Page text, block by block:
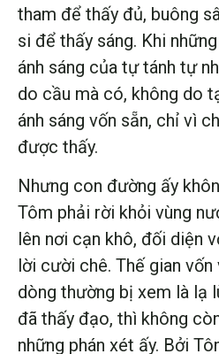
tham để thấy đủ, buông
si để thấy sáng. Khi
ánh sáng của tự tánh tự
do cầu mà có, không do
ánh sáng vốn sẵn, chỉ vì
được thấy.
Nhưng con đường ấy
Tôm phải rời khỏi vùng
lên nơi cạn khô, đối diện
lời cười chê. Thế gian
dòng thường bị xem là lạ
đã thấy đạo, thì không
những phán xét ấy. Bởi